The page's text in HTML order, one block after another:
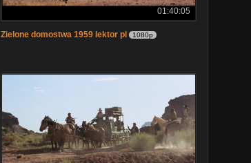
01:40:05
Zielone domostwa 1959 lektor pl 1080p